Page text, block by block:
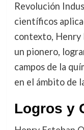
Revolución
científicos
contexto, Henry
un pionero,
campos de la
en el ámbito de
Logros y